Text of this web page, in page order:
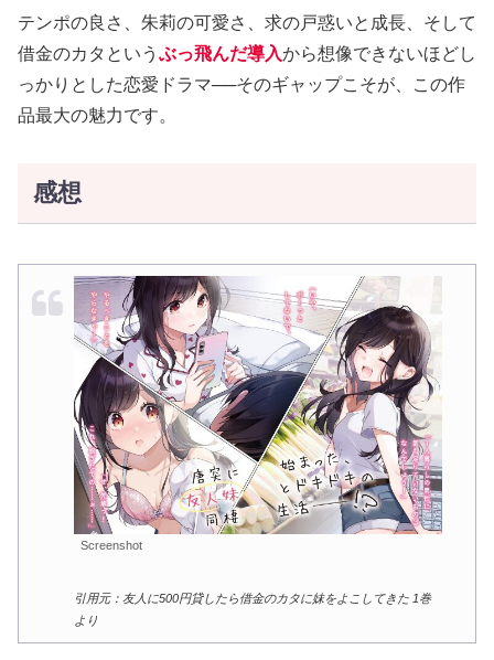
テンポの良さ、朱莉の可愛さ、求の戸惑いと成長、そして
借金のカタという ぶっ飛んだ導入から想像できないほどし
っかりとした恋愛ドラマ──そのギャップこそが、この作
品最大の魅力です。
感想
Screenshot
引用元：友人に500円貸したら借金のカタに妹をよこしてきた 1巻
より